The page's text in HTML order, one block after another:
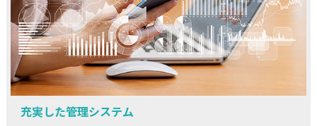
充実した管理システム